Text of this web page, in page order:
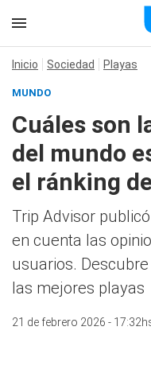
Inicio Sociedad Playas
MUNDO
Cuáles son
del mundo
el ránking
Trip Advisor
en cuenta las
usuarios.
las mejores playas
21 de febrero 2026 -